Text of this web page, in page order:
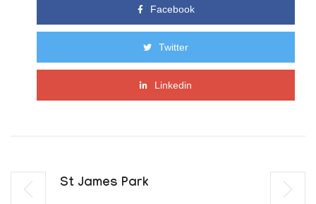
Facebook
Twitter
Linkedin
St James Park